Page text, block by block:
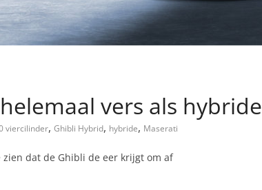
vers als hybride
viercilinder, Ghibli Hybrid, hybride, Maserati
dat de Ghibli de eer krijgt om af